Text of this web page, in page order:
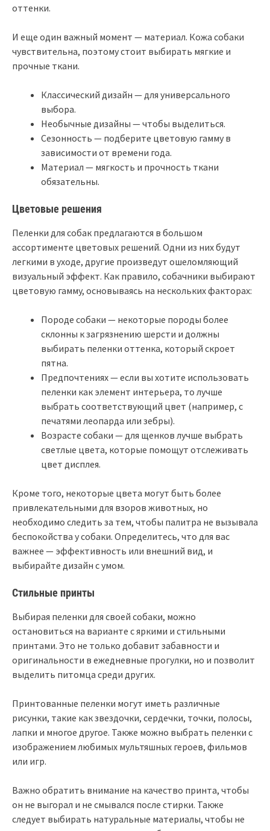
оттенки.
И еще один важный момент — материал. Кожа собаки
чувствительна, поэтому стоит выбирать мягкие и
прочные ткани.
Классический дизайн — для универсального
выбора.
Необычные дизайны — чтобы выделиться.
Сезонность — подберите цветовую гамму в
зависимости от времени года.
Материал — мягкость и прочность ткани
обязательны.
Цветовые решения
Пеленки для собак предлагаются в большом
ассортименте цветовых решений. Одни из них будут
легкими в уходе, другие произведут ошеломляющий
визуальный эффект. Как правило, собачники выбирают
цветовую гамму, основываясь на нескольких факторах:
Породе собаки — некоторые породы более
склонны к загрязнению шерсти и должны
выбирать пеленки оттенка, который скроет
пятна.
Предпочтениях — если вы хотите использовать
пеленки как элемент интерьера, то лучше
выбрать соответствующий цвет (например, с
печатями леопарда или зебры).
Возрасте собаки — для щенков лучше выбрать
светлые цвета, которые помощут отслеживать
цвет дисплея.
Кроме того, некоторые цвета могут быть более
привлекательными для взоров животных, но
необходимо следить за тем, чтобы палитра не вызывала
беспокойства у собаки. Определитесь, что для вас
важнее — эффективность или внешний вид, и
выбирайте дизайн с умом.
Стильные принты
Выбирая пеленки для своей собаки, можно
остановиться на варианте с яркими и стильными
принтами. Это не только добавит забавности и
оригинальности в ежедневные прогулки, но и позволит
выделить питомца среди других.
Принтованные пеленки могут иметь различные
рисунки, такие как звездочки, сердечки, точки, полосы,
лапки и многое другое. Также можно выбрать пеленки с
изображением любимых мультяшных героев, фильмов
или игр.
Важно обратить внимание на качество принта, чтобы
он не выгорал и не смывался после стирки. Также
следует выбирать натуральные материалы, чтобы не